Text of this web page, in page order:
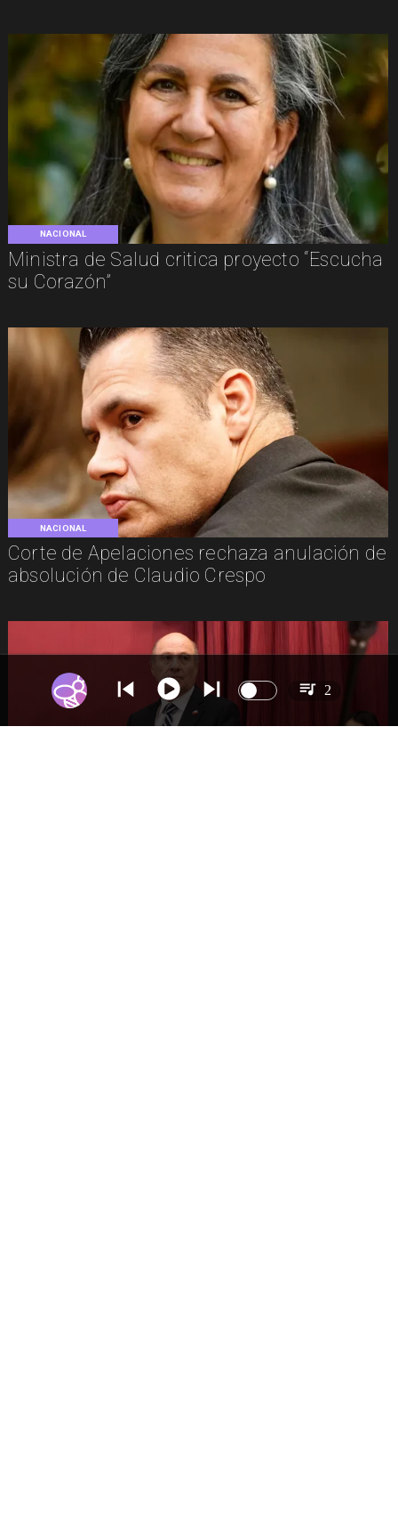
NACIONAL
Ministra de Salud critica proyecto “Escucha
su Corazón”
NACIONAL
Corte de Apelaciones rechaza anulación de
absolución de Claudio Crespo
2